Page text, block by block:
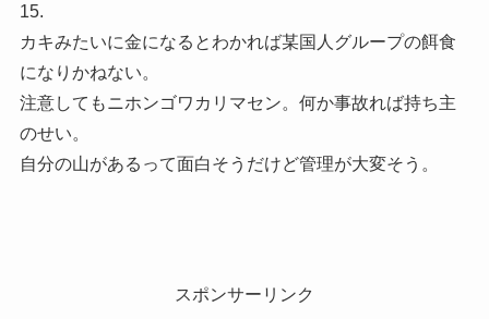
15.
カキみたいに金になるとわかれば某国人グループの餌食
になりかねない。
注意してもニホンゴワカリマセン。何か事故れば持ち主
のせい。
自分の山があるって面白そうだけど管理が大変そう。
スポンサーリンク